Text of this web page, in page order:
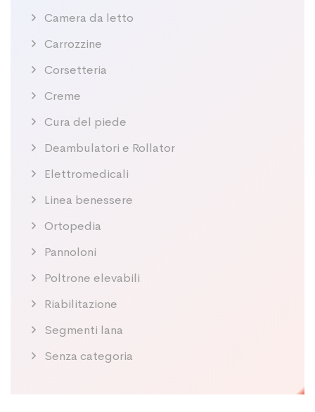
Camera da letto
Carrozzine
Corsetteria
Creme
Cura del piede
Deambulatori e Rollator
Elettromedicali
Linea benessere
Ortopedia
Pannoloni
Poltrone elevabili
Riabilitazione
Segmenti lana
Senza categoria